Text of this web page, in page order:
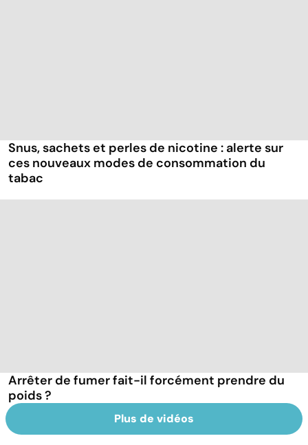
Snus, sachets et perles de nicotine : alerte sur
ces nouveaux modes de consommation du
tabac
Arrêter de fumer fait-il forcément prendre du
poids ?
Plus de vidéos